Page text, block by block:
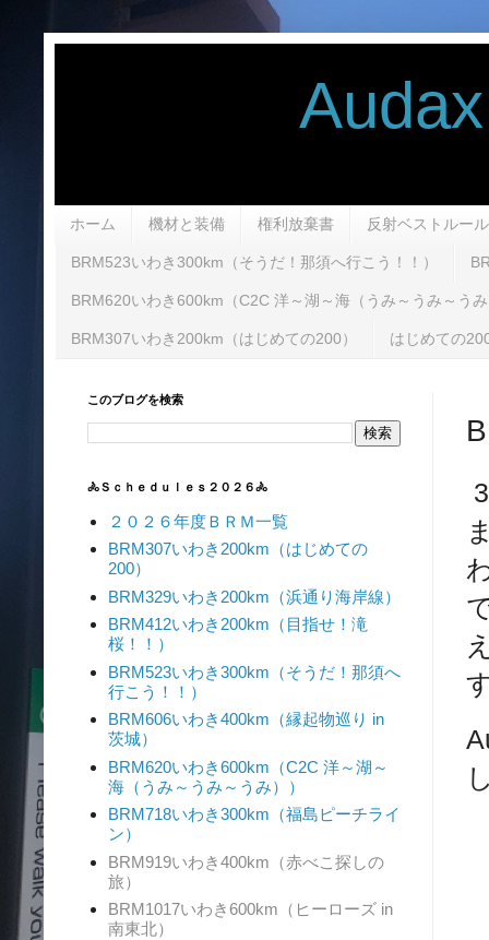
Audax
ホーム 機材と装備 権利放棄書 反射ベストルー
BRM523いわき300km（そうだ！那須へ行こう！！）
BRM620いわき600km（C2C 洋～湖～海（うみ～うみ～う
BRM307いわき200km（はじめての200） はじめての
このブログを検索
🚴Ｓｃｈｅｄｕｌｅｓ２０２６🚴
２０２６年度ＢＲＭ一覧
BRM307いわき200km（はじめての
200）
BRM329いわき200km（浜通り海岸線）
BRM412いわき200km（目指せ！滝
桜！！）
BRM523いわき300km（そうだ！那須へ
行こう！！）
BRM606いわき400km（縁起物巡り in
茨城）
BRM620いわき600km（C2C 洋～湖～
海（うみ～うみ～うみ））
BRM718いわき300km（福島ピーチライ
ン）
BRM919いわき400km（赤べこ探しの
旅）
BRM1017いわき600km（ヒーローズ in
南東北）